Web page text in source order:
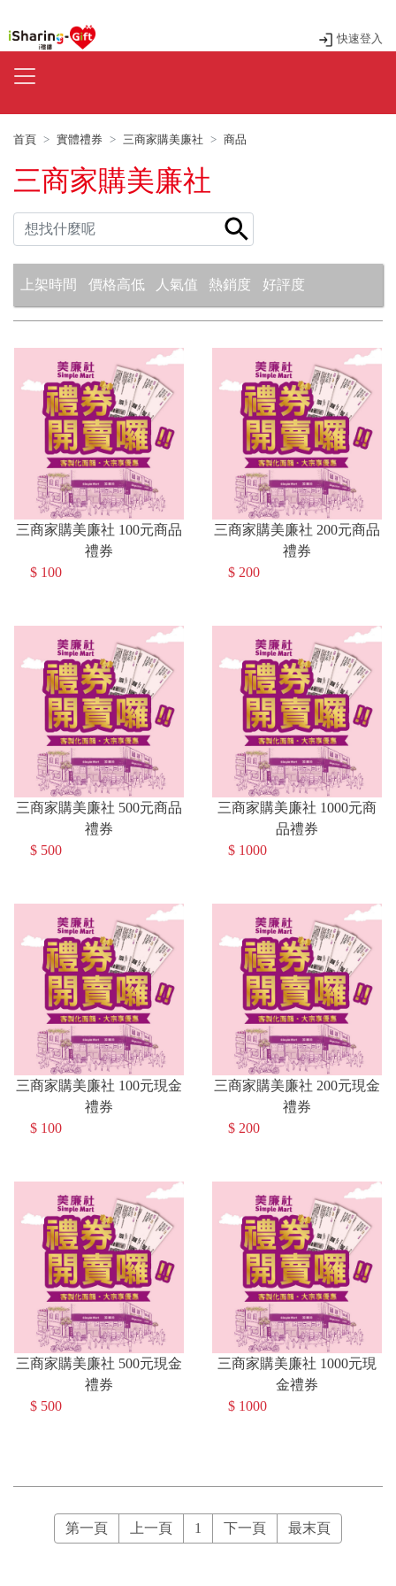
快速登入
首頁 實體禮券 三商家購美廉社 商品
三商家購美廉社
上架時間 價格高低 人氣值 熱銷度 好評度
三商家購美廉社 100元商品
禮券
$ 100
三商家購美廉社 200元商品
禮券
$ 200
三商家購美廉社 500元商品
禮券
$ 500
三商家購美廉社 1000元商
品禮券
$ 1000
三商家購美廉社 100元現金
禮券
$ 100
三商家購美廉社 200元現金
禮券
$ 200
三商家購美廉社 500元現金
禮券
$ 500
三商家購美廉社 1000元現
金禮券
$ 1000
第一頁 上一頁 1 下一頁 最末頁